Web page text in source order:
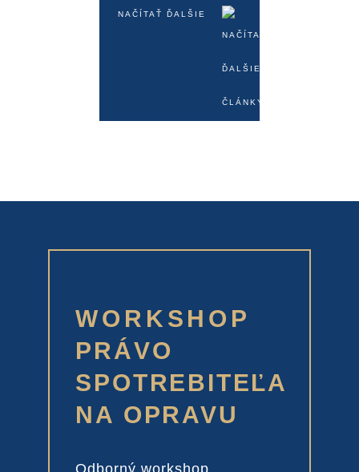
NAČÍTAŤ ĎALŠIE
WORKSHOP
PRÁVO
SPOTREBITEĽA
NA OPRAVU
Odborný workshop